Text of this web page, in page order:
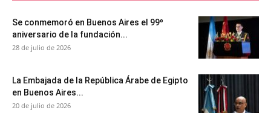
Se conmemoró en Buenos Aires el 99º
aniversario de la fundación...
28 de julio de 2026
La Embajada de la República Árabe de Egipto
en Buenos Aires...
20 de julio de 2026